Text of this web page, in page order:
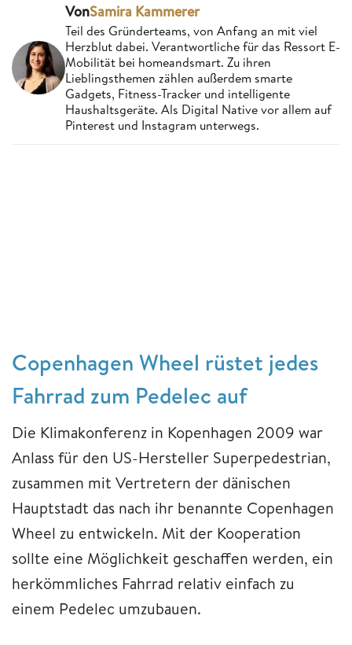
VonSamira Kammerer
Teil des Gründerteams, von Anfang an mit viel
Herzblut dabei. Verantwortliche für das Ressort E-
Mobilität bei homeandsmart. Zu ihren
Lieblingsthemen zählen außerdem smarte
Gadgets, Fitness-Tracker und intelligente
Haushaltsgeräte. Als Digital Native vor allem auf
Pinterest und Instagram unterwegs.
Copenhagen Wheel rüstet jedes
Fahrrad zum Pedelec auf
Die Klimakonferenz in Kopenhagen 2009 war
Anlass für den US-Hersteller Superpedestrian,
zusammen mit Vertretern der dänischen
Hauptstadt das nach ihr benannte Copenhagen
Wheel zu entwickeln. Mit der Kooperation
sollte eine Möglichkeit geschaffen werden, ein
herkömmliches Fahrrad relativ einfach zu
einem Pedelec umzubauen.